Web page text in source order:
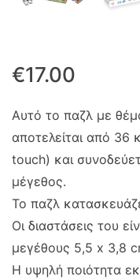
€17.00
Αυτό το παζλ με
αποτελείται από
touch) και
μέγεθος.
Το παζλ
Οι διαστάσεις του
μεγέθους 5,5 x 3,8
Η υψηλή ποιότητα